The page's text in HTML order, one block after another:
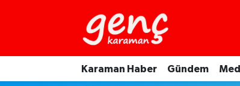
Karaman Haber Gündem